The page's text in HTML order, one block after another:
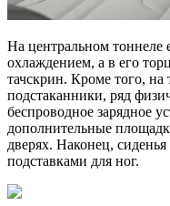
На центральном тоннеле
охлаждением, а в его
тачскрин. Кроме того, на
подстаканники, ряд
беспроводное зарядное
дополнительные
дверях. Наконец,
подставками для ног.